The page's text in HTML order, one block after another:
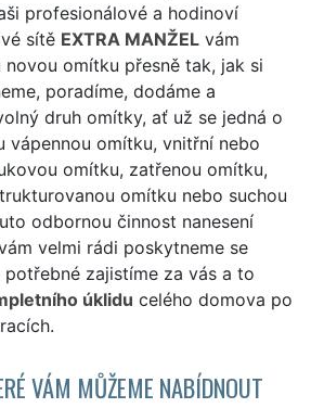
profesionálové a hodinoví
sítě EXTRA MANŽEL vám
novou omítku přesně tak, jak si
poradíme, dodáme a
druh omítky, ať už se jedná o
vápennou omítku, vnitřní nebo
omítku, zatřenou omítku,
omítku nebo suchou
odbornou činnost nanesení
velmi rádi poskytneme se
potřebné zajistíme za vás a to
úklidu celého domova po
VÁM MŮŽEME NABÍDNOUT